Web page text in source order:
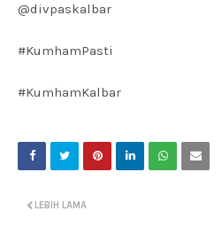
@divpaskalbar
#KumhamPasti
#KumhamKalbar
LEBIH LAMA